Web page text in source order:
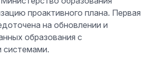
проактивного плана. Первая
на обновлении и
образования с